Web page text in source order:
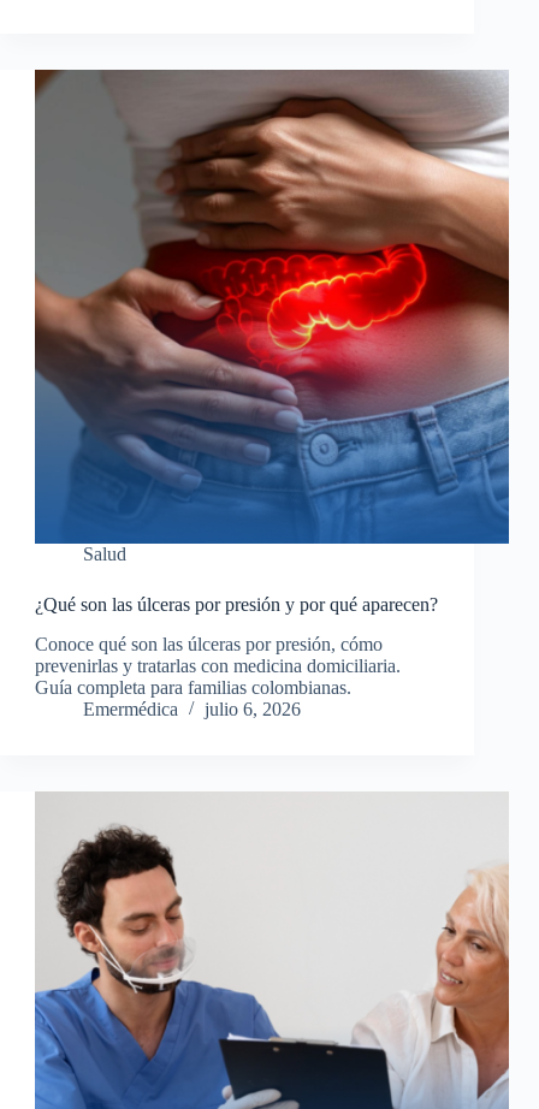
Salud
¿Qué son las úlceras por presión y por qué aparecen?
Conoce qué son las úlceras por presión, cómo
prevenirlas y tratarlas con medicina domiciliaria.
Guía completa para familias colombianas.
Emermédica
julio 6, 2026